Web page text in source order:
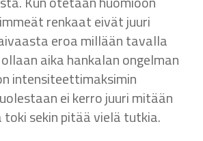
renkaat eivät juuri
eroa millään tavalla
aika hankalan ongelman
intensiteettimaksimin
ei kerro juuri mitään
sekin pitää vielä tutkia.